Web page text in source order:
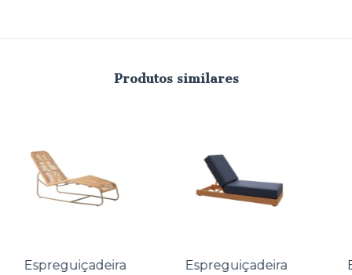
Produtos similares
Espreguiçadeira
Espreguiçadeira